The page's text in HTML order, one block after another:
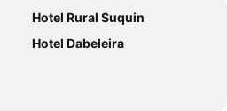
Hotel Rural Suquin
Hotel Dabeleira